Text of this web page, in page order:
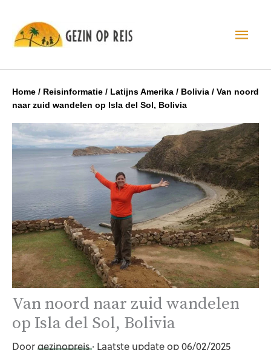
Home / Reisinformatie / Latijns Amerika / Bolivia / Van noord
naar zuid wandelen op Isla del Sol, Bolivia
Van noord naar zuid wandelen
op Isla del Sol, Bolivia
Doorgezinopreis· Laatste update op 06/02/2025